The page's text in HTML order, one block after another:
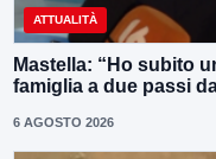
ATTUALITÀ
Mastella: “Ho subito
famiglia a due passi
6 AGOSTO 2026